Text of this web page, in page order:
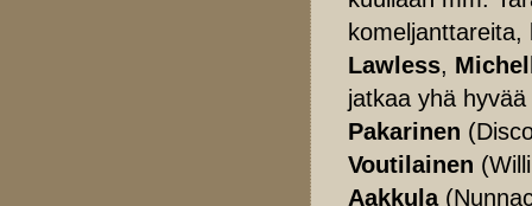
Lawless,
jatkaa yhä
Pakarinen
Voutilainen
Aakkula